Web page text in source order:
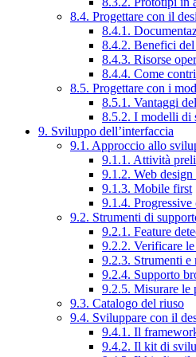
8.4. Progettare con il
8.4.1.
8.4.2. Benefici del
8.4.3. Risorse
8.4.4. Come
8.5. Progettare con i
8.5.1. Vantaggi
8.5.2. I modelli di
9. Sviluppo dell’interfaccia
9.1. Approccio allo
9.1.1. Attività
9.1.2. Web design
9.1.3. Mobile first
9.1.4. Progressive
9.2. Strumenti di
9.2.1. Feature
9.2.2. Verificare
9.2.3. Strumenti e
9.2.4. Supporto
9.2.5. Misurare le
9.3. Catalogo del riuso
9.4. Sviluppare con il
9.4.1. Il
9.4.2. Il kit di